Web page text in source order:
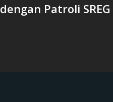
dengan Patroli SREG